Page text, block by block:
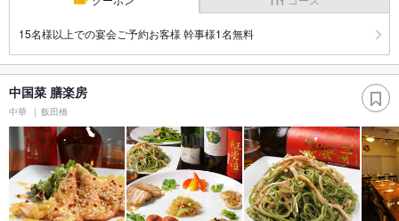
15名様以上での宴会ご予約お客様 幹事様1名無料
中国菜 膳楽房
中華 飯田橋